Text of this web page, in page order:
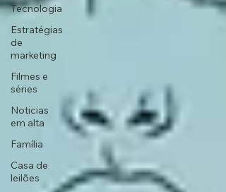
Tecnologia
Estratégias
de
marketing
Filmes e
séries
Noticias
em alta
Família
Casa de
leilões